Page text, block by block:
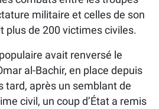
militaire et celles de son
plus de 200 victimes civiles.
avait renversé le
al-Bachir, en place depuis
tard, après un semblant de
civil, un coup d’État a remis